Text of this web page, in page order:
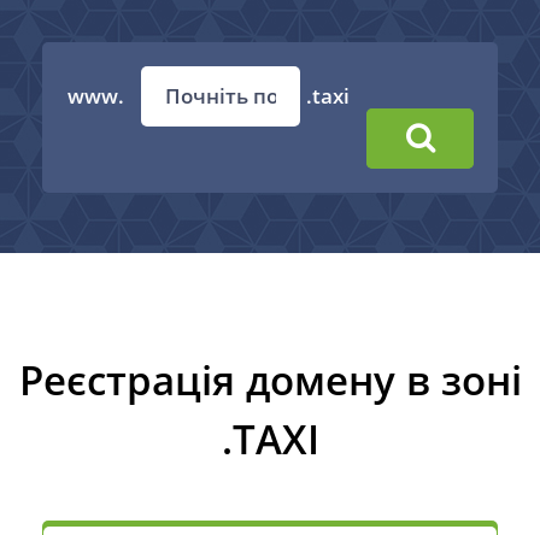
www. .taxi
Реєстрація домену в зоні
.TAXI